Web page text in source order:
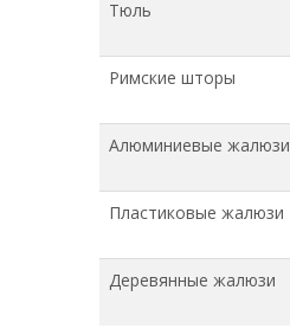
Тюль
Римские шторы
Алюминиевые жалюзи
Пластиковые жалюзи
Деревянные жалюзи